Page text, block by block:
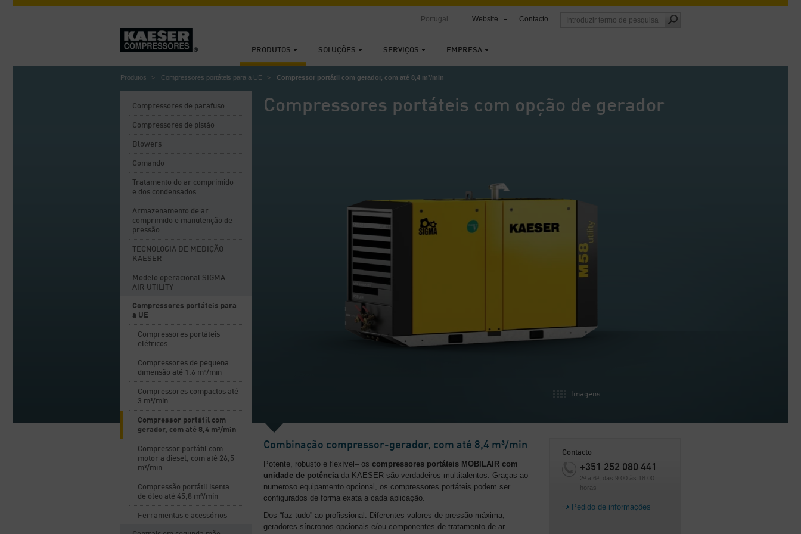
PRODUTOS SOLUÇÕES SERVIÇOS EMPRESA
Portugal Website Contacto
Produtos Compressores portáteis para a UE Compressor portátil com gerador, com até 8,4 m³/min
Compressores portáteis com opção de gerador
Imagens
Compressores de parafuso
Compressores de pistão
Blowers
Comando
Tratamento do ar comprimido
e dos condensados
Armazenamento de ar
comprimido e manutenção de
pressão
TECNOLOGIA DE MEDIÇÃO
KAESER
Modelo operacional SIGMA
AIR UTILITY
Compressores portáteis para
a UE
Compressores portáteis
elétricos
Compressores de pequena
dimensão até 1,6 m³/min
Compressores compactos até
3 m³/min
Compressor portátil com
gerador, com até 8,4 m³/min
Compressor portátil com
motor a diesel, com até 26,5
m³/min
Compressão portátil isenta
de óleo até 45,8 m³/min
Ferramentas e acessórios
Combinação compressor-gerador, com até 8,4 m³/min
Potente, robusto e flexível– os compressores portáteis MOBILAIR com
unidade de potência da KAESER são verdadeiros multitalentos. Graças ao
numeroso equipamento opcional, os compressores portáteis podem ser
configurados de forma exata a cada aplicação.
Dos “faz tudo” ao profissional: Diferentes valores de pressão máxima,
geradores síncronos opcionais e/ou componentes de tratamento de ar
Contacto
+351 252 080 441
2ª a 6ª, das 9:00 às 18:00
horas
Pedido de informações